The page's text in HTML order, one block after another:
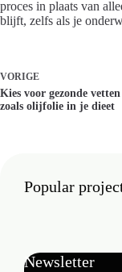
proces in plaats van
blijft, zelfs als je
VORIGE
Kies voor gezonde vetten
zoals olijfolie in je dieet
Popular
Newsletter